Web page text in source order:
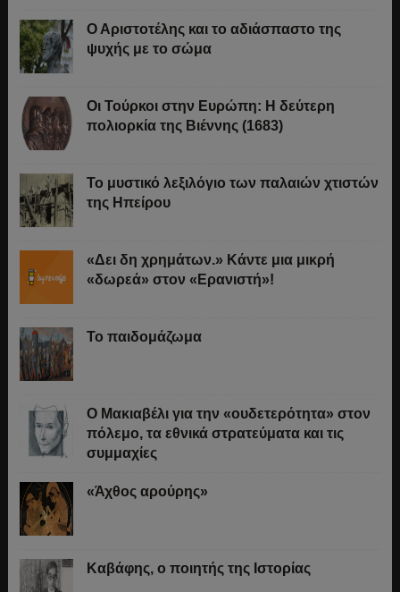
Ο Αριστοτέλης και το αδιάσπαστο της
ψυχής με το σώμα
Οι Τούρκοι στην Ευρώπη: Η δεύτερη
πολιορκία της Βιέννης (1683)
Το μυστικό λεξιλόγιο των παλαιών χτιστών
της Ηπείρου
«Δει δη χρημάτων.» Κάντε μια μικρή
«δωρεά» στον «Ερανιστή»!
Το παιδομάζωμα
O Μακιαβέλι για την «ουδετερότητα» στον
πόλεμο, τα εθνικά στρατεύματα και τις
συμμαχίες
«Άχθος αρούρης»
Καβάφης, ο ποιητής της Ιστορίας